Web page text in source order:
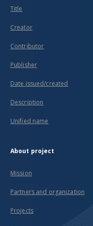
Title
Creator
Contributor
Publisher
Date issued/created
Description
Unified name
About project
Mission
Partners and organization
Projects